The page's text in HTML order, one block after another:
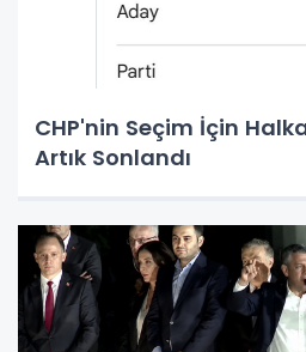
CHP'nin Seçim İçin
Artık Sonlandı